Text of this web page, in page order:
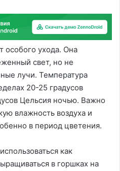
особого ухода. Она
свет, но не
лучи. Температура
20-25 градусов
Цельсия ночью. Важно
влажность воздуха и
в период цветения.
как
в горшках на